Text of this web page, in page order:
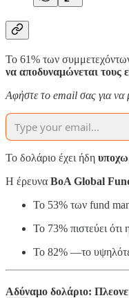
Το 61% των
να αποδυναμώνεται τους
Αφἠστε το email σας για να
Το δολάριο έχει ήδη
Η έρευνα BoA Global
Το 53% των fund
Το 73% πιστεύει ότι
Το 82% —το
Αδύναμο δολάριο: